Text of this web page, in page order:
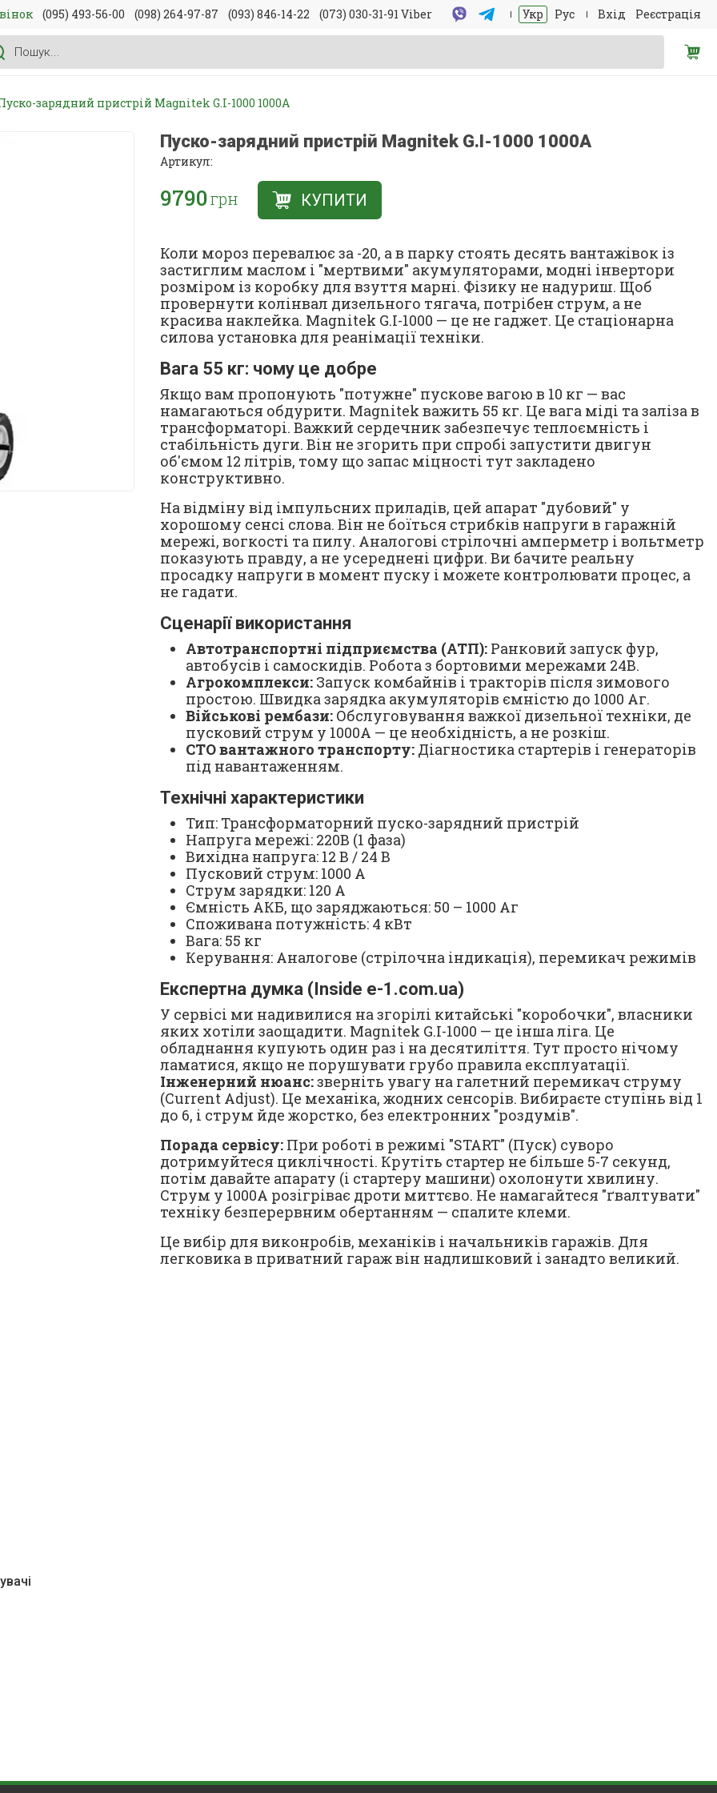
(095) 493-56-00 (098) 264-97-87 (093) 846-14-22 (073) 030-31-91 Viber Укр Рус Вхід Реєстрація
зарядний пристрій Magnitek G.I-1000 1000А
Пуско-зарядний пристрій Magnitek G.I-1000 1000А
Артикул:
9790грн КУПИТИ
Коли мороз перевалює за -20, а в парку стоять десять вантажівок із
застиглим маслом і "мертвими" акумуляторами, модні інвертори
розміром із коробку для взуття марні. Фізику не надуриш. Щоб
провернути колінвал дизельного тягача, потрібен струм, а не
красива наклейка. Magnitek G.I-1000 — це не гаджет. Це стаціонарна
силова установка для реанімації техніки.
Вага 55 кг: чому це добре
Якщо вам пропонують "потужне" пускове вагою в 10 кг — вас
намагаються обдурити. Magnitek важить 55 кг. Це вага міді та заліза в
трансформаторі. Важкий сердечник забезпечує теплоємність і
стабільність дуги. Він не згорить при спробі запустити двигун
об'ємом 12 літрів, тому що запас міцності тут закладено
конструктивно.
На відміну від імпульсних приладів, цей апарат "дубовий" у
хорошому сенсі слова. Він не боїться стрибків напруги в гаражній
мережі, вогкості та пилу. Аналогові стрілочні амперметр і вольтметр
показують правду, а не усереднені цифри. Ви бачите реальну
просадку напруги в момент пуску і можете контролювати процес, а
не гадати.
Сценарії використання
Автотранспортні підприємства (АТП): Ранковий запуск фур,
автобусів і самоскидів. Робота з бортовими мережами 24В.
Агрокомплекси: Запуск комбайнів і тракторів після зимового
простою. Швидка зарядка акумуляторів ємністю до 1000 Аг.
Військові рембази: Обслуговування важкої дизельної техніки, де
пусковий струм у 1000А — це необхідність, а не розкіш.
СТО вантажного транспорту: Діагностика стартерів і генераторів
під навантаженням.
Технічні характеристики
Тип: Трансформаторний пуско-зарядний пристрій
Напруга мережі: 220В (1 фаза)
Вихідна напруга: 12 В / 24 В
Пусковий струм: 1000 А
Струм зарядки: 120 А
Ємність АКБ, що заряджаються: 50 – 1000 Аг
Споживана потужність: 4 кВт
Вага: 55 кг
Керування: Аналогове (стрілочна індикація), перемикач режимів
Експертна думка (Inside e-1.com.ua)
У сервісі ми надивилися на згорілі китайські "коробочки", власники
яких хотіли заощадити. Magnitek G.I-1000 — це інша ліга. Це
обладнання купують один раз і на десятиліття. Тут просто нічому
ламатися, якщо не порушувати грубо правила експлуатації.
Інженерний нюанс:зверніть увагу на галетний перемикач струму
(Current Adjust). Це механіка, жодних сенсорів. Вибираєте ступінь від 1
до 6, і струм йде жорстко, без електронних "роздумів".
Порада сервісу: При роботі в режимі "START" (Пуск) суворо
дотримуйтеся циклічності. Крутіть стартер не більше 5-7 секунд,
потім давайте апарату (і стартеру машини) охолонути хвилину.
Струм у 1000А розігріває дроти миттєво. Не намагайтеся "ґвалтувати"
техніку безперервним обертанням — спалите клеми.
Це вибір для виконробів, механіків і начальників гаражів. Для
легковика в приватний гараж він надлишковий і занадто великий.